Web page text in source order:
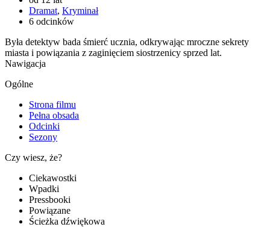
Dramat, Kryminał
6 odcinków
Była detektyw bada śmierć ucznia, odkrywając mroczne sekrety
miasta i powiązania z zaginięciem siostrzenicy sprzed lat.
Nawigacja
Ogólne
Strona filmu
Pełna obsada
Odcinki
Sezony
Czy wiesz, że?
Ciekawostki
Wpadki
Pressbooki
Powiązane
Ścieżka dźwiękowa